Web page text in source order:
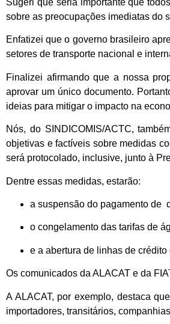
Sugeri que seria importante que
sobre as preocupações imediatas do
Enfatizei que o governo brasileiro
setores de transporte nacional e
Finalizei afirmando que a nossa
aprovar um único documento.
ideias para mitigar o impacto na
Nós, do SINDICOMIS/ACTC,
objetivas e factíveis sobre medidas
será protocolado, inclusive, junto à
Dentre essas medidas, estarão:
a suspensão do pagamento de
o congelamento das tarifas de
e a abertura de linhas de
Os comunicados da ALACAT e da
A ALACAT, por exemplo, destaca
importadores, transitários,